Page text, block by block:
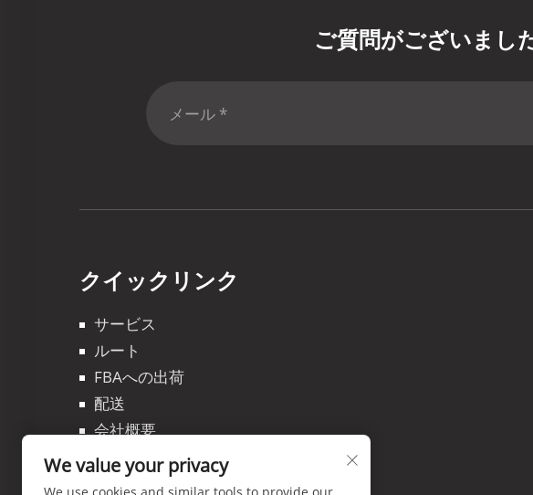
ご質問がございまし
クイックリンク
サービス
ルート
FBAへの出荷
配送
会社概要
ブログ
Kontakuto Us
We value your privacy